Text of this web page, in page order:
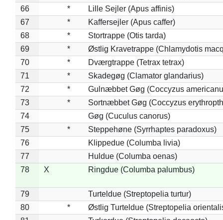
66
*
Lille Sejler (Apus affinis)
67
*
Kaffersejler (Apus caffer)
68
*
Stortrappe (Otis tarda)
69
*
Østlig Kravetrappe (Chlamydotis
70
*
Dværgtrappe (Tetrax tetrax)
71
*
Skadegøg (Clamator glandarius)
72
*
Gulnæbbet Gøg (Coccyzus
73
*
Sortnæbbet Gøg (Coccyzus
74
Gøg (Cuculus canorus)
75
*
Steppehøne (Syrrhaptes paradoxus)
76
Klippedue (Columba livia)
77
Huldue (Columba oenas)
78
X Ringdue (Columba palumbus)
79
Turteldue (Streptopelia turtur)
80
*
Østlig Turteldue (Streptopelia